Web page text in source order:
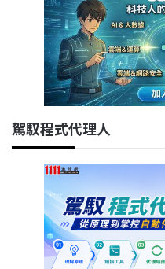
駕馭程式代理人